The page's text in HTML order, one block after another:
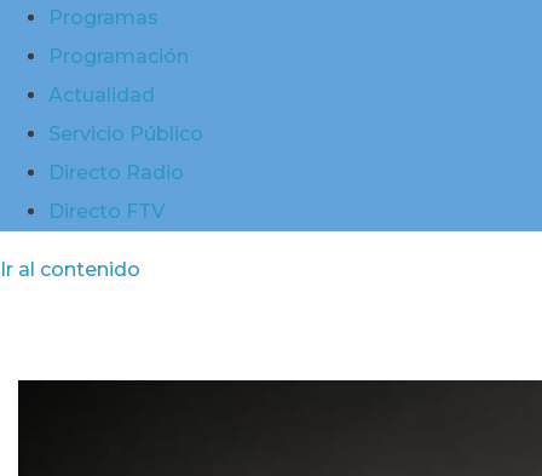
Programas
Programación
Actualidad
Servicio Público
Directo Radio
Directo FTV
Ir al contenido